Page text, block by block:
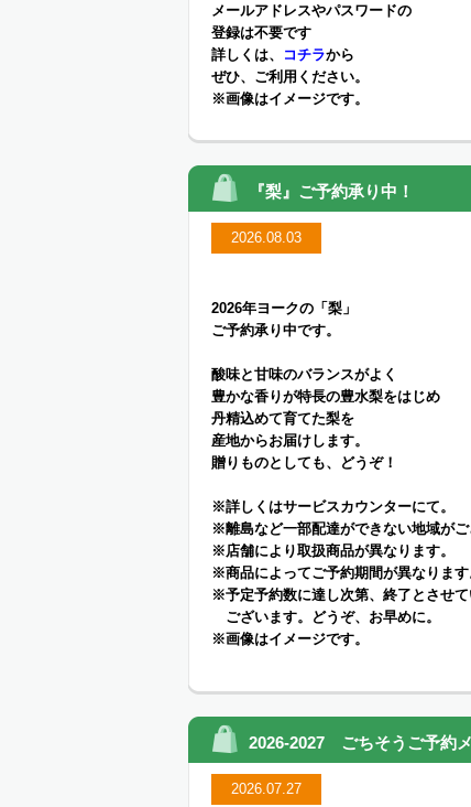
メールアドレスやパスワードの
登録は不要です
詳しくは、
コチラから
ぜひ、ご利用ください。
※画像はイメージです。
『梨』ご予約承り中！
2026.08.03
2026年ヨークの「梨」
ご予約承り中です。
酸味と甘味のバランスがよく
豊かな香りが特長の豊水梨をはじめ
丹精込めて育てた梨を
産地からお届けします。
贈りものとしても、どうぞ！
※詳しくはサービスカウンターにて。
※離島など一部配達ができない地域がご
※店舗により取扱商品が異なります。
※商品によってご予約期間が異なります
※予定予約数に達し次第、終了とさせ
ございます。どうぞ、お早めに。
※画像はイメージです。
2026-2027 ごちそうご予約
2026.07.27